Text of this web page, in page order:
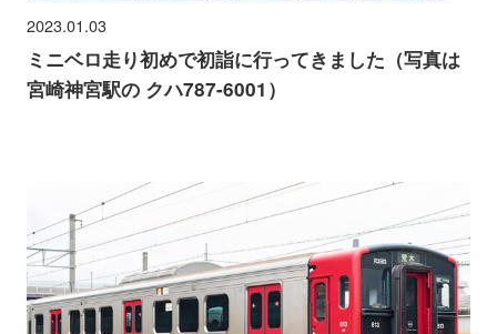
2023.01.03
ミニベロ走り初めで初詣に行ってきました（写真は
宮崎神宮駅の クハ787-6001）